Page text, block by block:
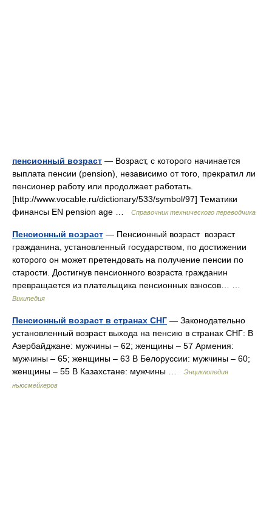
пенсионный возраст — Возраст, с которого начинается
выплата пенсии (pension), независимо от того, прекратил ли
пенсионер работу или продолжает работать.
[http://www.vocable.ru/dictionary/533/symbol/97] Тематики
финансы EN pension age …
Справочник технического переводчика
Пенсионный возраст — Пенсионный возраст возраст
гражданина, установленный государством, по достижении
которого он может претендовать на получение пенсии по
старости. Достигнув пенсионного возраста гражданин
превращается из плательщика пенсионных взносов… …
Википедия
Пенсионный возраст в странах СНГ — Законодательно
установленный возраст выхода на пенсию в странах СНГ: В
Азербайджане: мужчины – 62; женщины – 57 Армения:
мужчины – 65; женщины – 63 В Белоруссии: мужчины – 60;
женщины – 55 В Казахстане: мужчины …
Энциклопедия
ньюсмейкеров